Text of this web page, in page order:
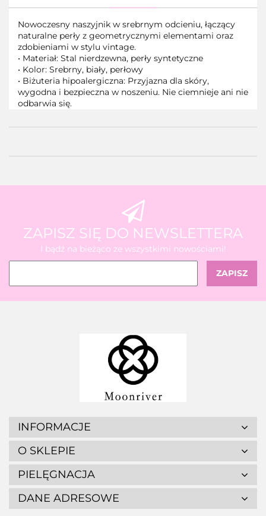
Nowoczesny naszyjnik w srebrnym odcieniu, łączący
naturalne perły z geometrycznymi elementami oraz
zdobieniami w stylu vintage.
• Materiał: Stal nierdzewna, perły syntetyczne
• Kolor: Srebrny, biały, perłowy
• Biżuteria hipoalergiczna: Przyjazna dla skóry,
wygodna i bezpieczna w noszeniu. Nie ciemnieje ani nie
odbarwia się.
ZAPISZ SIĘ DO NEWSLETTERA
I bądź na bieżąco ze wszystkimi nowościami!
INFORMACJE
O SKLEPIE
PIELĘGNACJA
DANE ADRESOWE